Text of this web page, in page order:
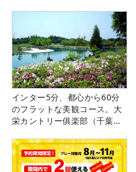
インター5分、都心から60分
のフラットな美観コース。大
栄カントリー俱楽部（千葉